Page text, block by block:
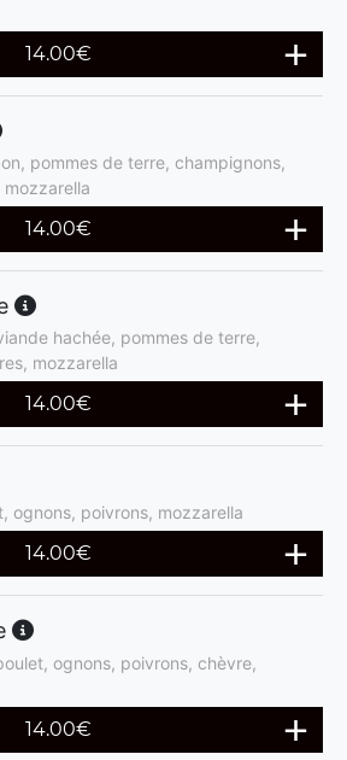
14.00€
pommes de terre, champignons,
14.00€
hachée, pommes de terre,
mozzarella
14.00€
ognons, poivrons, mozzarella
14.00€
ognons, poivrons, chèvre,
14.00€